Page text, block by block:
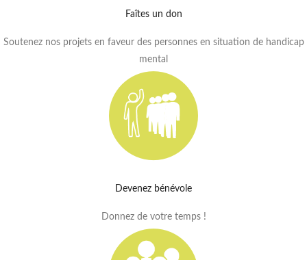
Faîtes un don
Soutenez nos projets en faveur des personnes en situation de handicap
mental
Devenez bénévole
Donnez de votre temps !